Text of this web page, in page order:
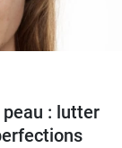
: lutter